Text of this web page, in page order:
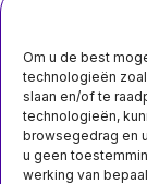
Om u de best
technologieën
slaan en/of te
technologieën,
browsegedrag en
u geen
werking van
augustus 4 19:50
Russische